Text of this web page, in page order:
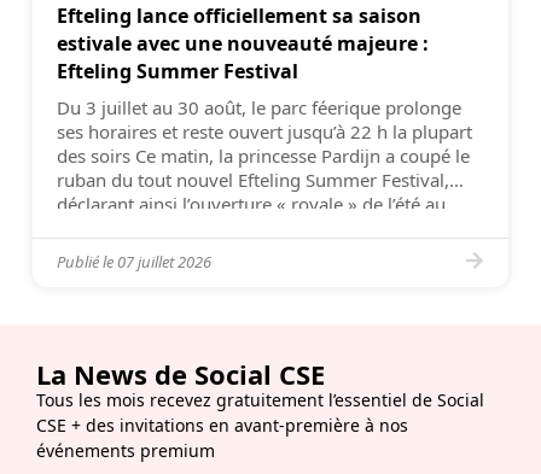
Efteling lance officiellement sa saison
estivale avec une nouveauté majeure :
Efteling Summer Festival
Du 3 juillet au 30 août, le parc féerique prolonge
ses horaires et reste ouvert jusqu’à 22 h la plupart
des soirs Ce matin, la princesse Pardijn a coupé le
ruban du tout nouvel Efteling Summer Festival,
déclarant ainsi l’ouverture « royale » de l’été au
au […]
Publié le07 juillet 2026
La News de Social CSE
Tous les mois recevez gratuitement l’essentiel de Social
CSE + des invitations en avant-première à nos
événements premium